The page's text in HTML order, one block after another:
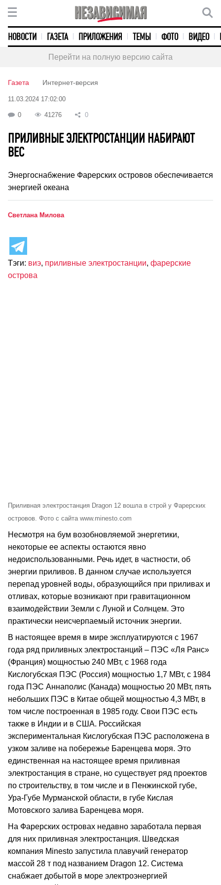
НОВОСТИ ГАЗЕТА ПРИЛОЖЕНИЯ ТЕМЫ ФОТО ВИДЕО
Перейти на полную версию сайта
Газета Интернет-версия
11.03.2024 17:02:00
0 41276 0
ПРИЛИВНЫЕ ЭЛЕКТРОСТАНЦИИ НАБИРАЮТ
ВЕС
Энергоснабжение Фарерских островов обеспечивается
энергией океана
Светлана Милова
Тэги: виэ, приливные электростанции, фарерские
острова
Приливная электростанция Dragon 12 вошла в строй у Фарерских
островов. Фото с сайта www.minesto.com
Несмотря на бум возобновляемой энергетики,
некоторые ее аспекты остаются явно
недоиспользованными. Речь идет, в частности, об
энергии приливов. В данном случае используется
перепад уровней воды, образующийся при приливах и
отливах, которые возникают при гравитационном
взаимодействии Земли с Луной и Солнцем. Это
практически неисчерпаемый источник энергии.
В настоящее время в мире эксплуатируются с 1967
года ряд приливных электростанций – ПЭС «Ля Ранс»
(Франция) мощностью 240 МВт, с 1968 года
Кислогубская ПЭС (Россия) мощностью 1,7 МВт, с 1984
года ПЭС Аннаполис (Канада) мощностью 20 МВт, пять
небольших ПЭС в Китае общей мощностью 4,3 МВт, в
том числе построенная в 1985 году. Свои ПЭС есть
также в Индии и в США. Российская
экспериментальная Кислогубская ПЭС расположена в
узком заливе на побережье Баренцева моря. Это
единственная на настоящее время приливная
электростанция в стране, но существует ряд проектов
по строительству, в том числе и в Пенжинской губе,
Ура-Губе Мурманской области, в губе Кислая
Мотовского залива Баренцева моря.
На Фарерских островах недавно заработала первая
для них приливная электростанция. Шведская
компания Minesto запустила плавучий генератор
массой 28 т под названием Dragon 12. Система
снабжает добытой в море электроэнергией